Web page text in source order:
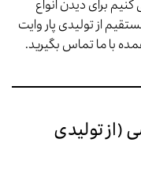
برای دیدن انواع
از تولیدی پار وایت
با ما تماس بگیرید.
(از تولیدی